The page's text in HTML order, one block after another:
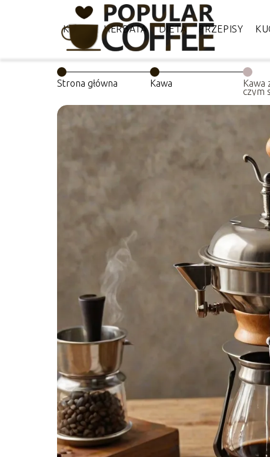
KAWA HERBATA DIETA PRZEPISY
Strona główna Kawa Kawa
czym